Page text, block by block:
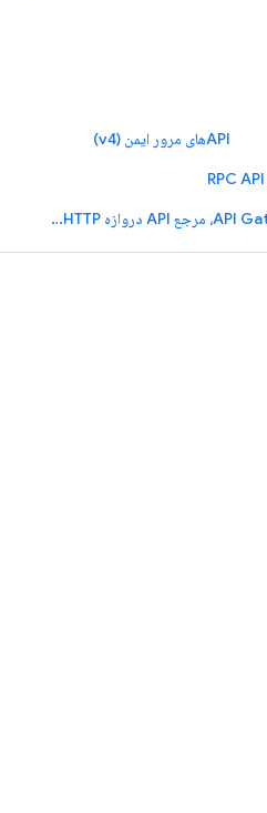
APIهای مرور ایمن (v4)
مرجع API Gateway HTTP Oblivious، مرجع API دروازه HTTP فراموش شده